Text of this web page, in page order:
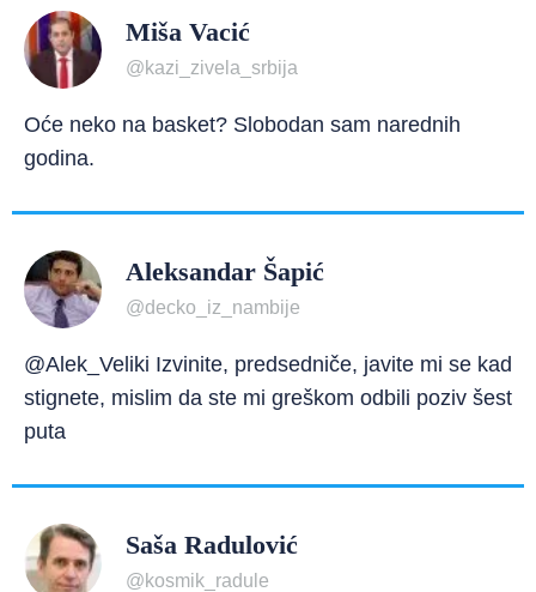
Miša Vacić
@kazi_zivela_srbija
Oće neko na basket? Slobodan sam narednih
godina.
Aleksandar Šapić
@decko_iz_nambije
@Alek_Veliki Izvinite, predsedniče, javite mi se kad
stignete, mislim da ste mi greškom odbili poziv šest
puta
Saša Radulović
@kosmik_radule